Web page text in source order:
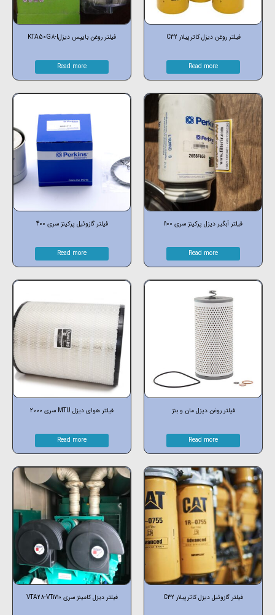
فیلتر روغن دیزل کاترپیلار C32
Read more
فیلتر روغن بایپس دیزلKTA50G8-I
Read more
فیلتر آبگیر دیزل پرکینز سری 1100
Read more
فیلتر گازوئیل پرکینز سری 400
Read more
فیلتر روغن دیزل مان و بنز
Read more
فیلتر هوای دیزل MTU سری 2000
Read more
فیلتر گازوئیل دیزل کاترپیلار C32 فیلتر دیزل کامینز سری VTA28-VT1710